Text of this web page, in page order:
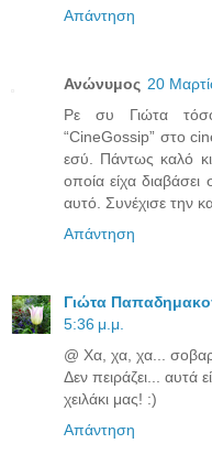
Απάντηση
Ανώνυμος 20
Ρε συ Γιώτα
“CineGossip” στο
εσύ. Πάντως καλό
οποία είχα
αυτό. Συνέχισε την
Απάντηση
Γιώτα
5:36 μ.μ.
@ Χα, χα, χα...
Δεν πειράζει... αυτά
χειλάκι μας! :)
Απάντηση